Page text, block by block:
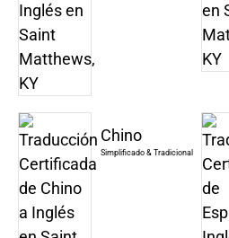
Chino
Simplificado & Tradicional